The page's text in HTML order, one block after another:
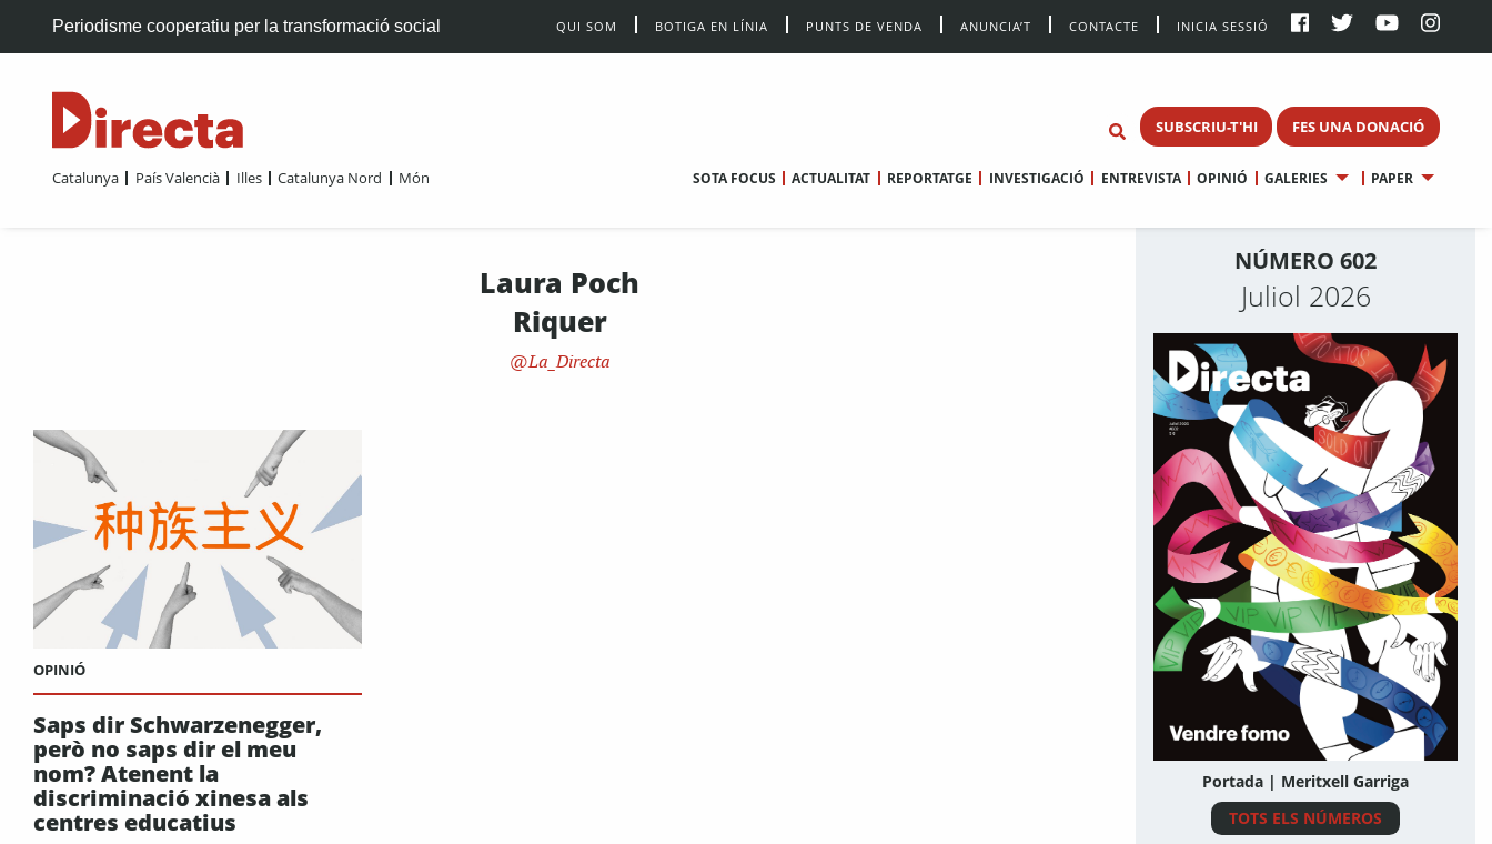
Periodisme cooperatiu per la transformació social QUI SOM BOTIGA EN LÍNIA PUNTS DE VENDA ANUNCIA’T CONTACTE INICIA SESSIÓ
SUBSCRIU-T'HI FES UNA DONACIÓ
Catalunya País Valencià Illes Catalunya Nord Món SOTA FOCUS ACTUALITAT REPORTATGE INVESTIGACIÓ ENTREVISTA OPINIÓ GALERIES PAPER
Laura Poch
Riquer
La_Directa
OPINIÓ
Saps dir Schwarzenegger,
però no saps dir el meu
nom? Atenent la
discriminació xinesa als
centres educatius
NÚMERO 602
Juliol 2026
Portada | Meritxell Garriga
TOTS ELS NÚMEROS